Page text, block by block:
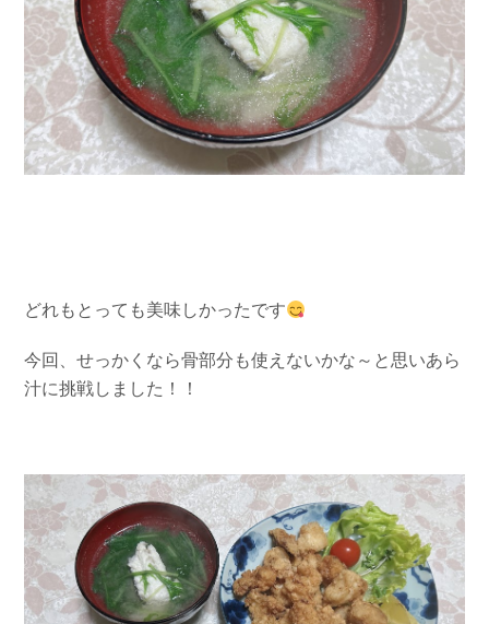
どれもとっても美味しかったです
今回、せっかくなら骨部分も使えないかな～と思いあら
汁に挑戦しました！！